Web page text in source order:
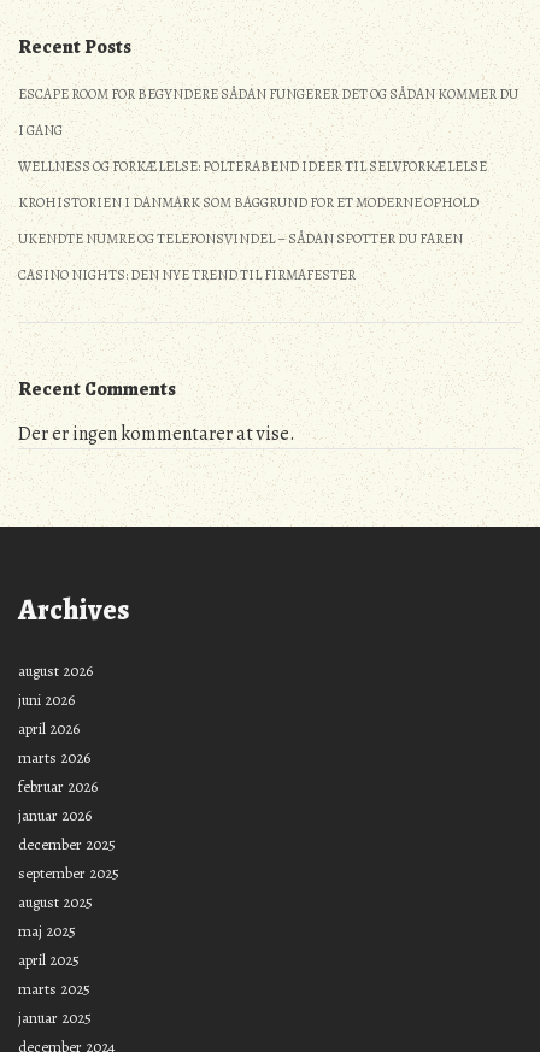
Recent Posts
ESCAPE ROOM FOR BEGYNDERE SÅDAN FUNGERER DET OG SÅDAN KOMMER DU
I GANG
WELLNESS OG FORKÆLELSE: POLTERABEND IDEER TIL SELVFORKÆLELSE
KROHISTORIEN I DANMARK SOM BAGGRUND FOR ET MODERNE OPHOLD
UKENDTE NUMRE OG TELEFONSVINDEL – SÅDAN SPOTTER DU FAREN
CASINO NIGHTS: DEN NYE TREND TIL FIRMAFESTER
Recent Comments
Der er ingen kommentarer at vise.
Archives
august 2026
juni 2026
april 2026
marts 2026
februar 2026
januar 2026
december 2025
september 2025
august 2025
maj 2025
april 2025
marts 2025
januar 2025
december 2024